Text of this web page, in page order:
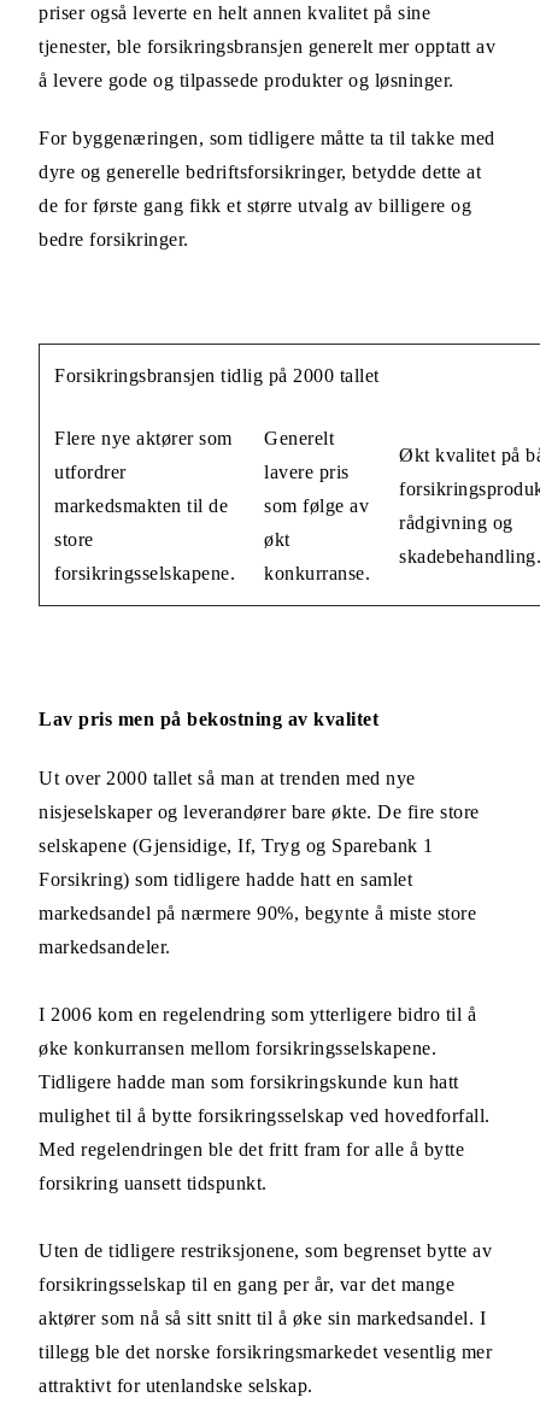
priser også leverte en helt annen kvalitet på sine
tjenester, ble forsikringsbransjen generelt mer opptatt av
å levere gode og tilpassede produkter og løsninger.
For byggenæringen, som tidligere måtte ta til takke med
dyre og generelle bedriftsforsikringer, betydde dette at
de for første gang fikk et større utvalg av billigere og
bedre forsikringer.
Forsikringsbransjen tidlig på 2000 tallet
Flere nye aktører som
utfordrer
markedsmakten til de
store
forsikringsselskapene.
Generelt
lavere pris
som følge av
økt
konkurranse.
Økt kvalitet på
rådgivning og
skadebehandling.
Lav pris men på bekostning av kvalitet
Ut over 2000 tallet så man at trenden med nye
nisjeselskaper og leverandører bare økte. De fire store
selskapene (Gjensidige, If, Tryg og Sparebank 1
Forsikring) som tidligere hadde hatt en samlet
markedsandel på nærmere 90%, begynte å miste store
markedsandeler.
I 2006 kom en regelendring som ytterligere bidro til å
øke konkurransen mellom forsikringsselskapene.
Tidligere hadde man som forsikringskunde kun hatt
mulighet til å bytte forsikringsselskap ved hovedforfall.
Med regelendringen ble det fritt fram for alle å bytte
forsikring uansett tidspunkt.
Uten de tidligere restriksjonene, som begrenset bytte av
forsikringsselskap til en gang per år, var det mange
aktører som nå så sitt snitt til å øke sin markedsandel. I
tillegg ble det norske forsikringsmarkedet vesentlig mer
attraktivt for utenlandske selskap.